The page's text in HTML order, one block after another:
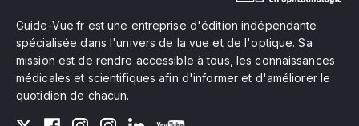
Guide-Vue.fr est une entreprise d'édition indépendante
spécialisée dans l'univers de la vue et de l'optique. Sa
mission est de rendre accessible à tous, les connaissances
médicales et scientifiques afin d'informer et d'améliorer le
quotidien de chacun.